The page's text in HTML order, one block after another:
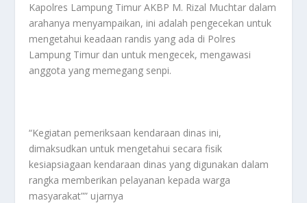
Kapolres Lampung Timur AKBP M. Rizal Muchtar dalam
arahanya menyampaikan, ini adalah pengecekan untuk
mengetahui keadaan randis yang ada di Polres
Lampung Timur dan untuk mengecek, mengawasi
anggota yang memegang senpi.
“Kegiatan pemeriksaan kendaraan dinas ini,
dimaksudkan untuk mengetahui secara fisik
kesiapsiagaan kendaraan dinas yang digunakan dalam
rangka memberikan pelayanan kepada warga
masyarakat”” ujarnya